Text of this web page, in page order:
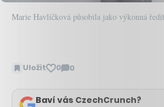
Marie Havlíčková působila jako výkonná
Uložit 0 0
Zobrazit
Baví vás CzechCrunch?